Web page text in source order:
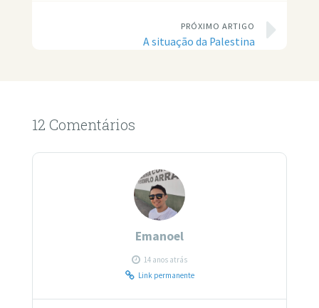
PRÓXIMO ARTIGO
A situação da Palestina
12 Comentários
Emanoel
14 anos atrás
Link permanente